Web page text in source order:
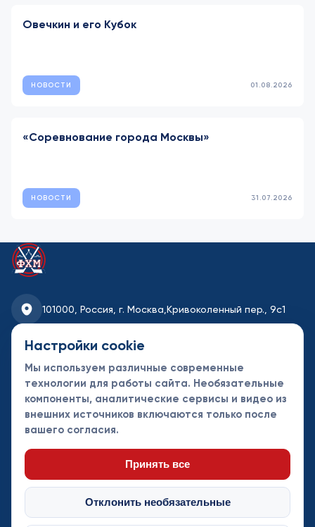
Овечкин и его Кубок
НОВОСТИ 01.08.2026
«Соревнование города Москвы»
НОВОСТИ 31.07.2026
101000, Россия, г. Москва, Кривоколенный пер., 9с1
fhmoscow@mail.ru
8-495-621-35-95
Новости
Турниры
Контакты
партнеры
Настройки cookie
Мы используем различные современные
технологии для работы сайта. Необязательные
компоненты, аналитические сервисы и видео из
внешних источников включаются только после
вашего согласия.
Принять все
Отклонить необязательные